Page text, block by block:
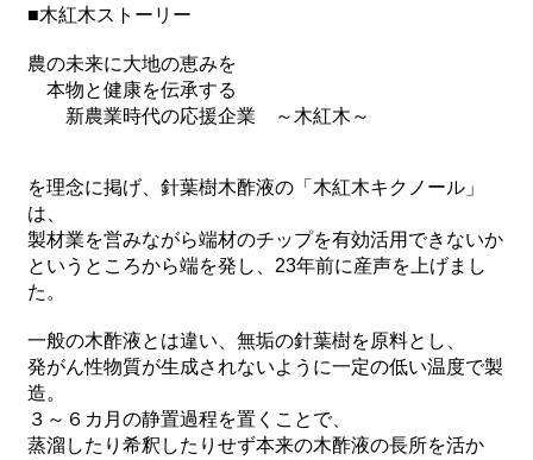
■木紅木ストーリー
農の未来に大地の恵みを
本物と健康を伝承する
新農業時代の応援企業 ～木紅木～
を理念に掲げ、針葉樹木酢液の「木紅木キクノール」
は、
製材業を営みながら端材のチップを有効活用できないか
というところから端を発し、23年前に産声を上げまし
た。
一般の木酢液とは違い、無垢の針葉樹を原料とし、
発がん性物質が生成されないように一定の低い温度で製
造。
３～６カ月の静置過程を置くことで、
蒸溜したり希釈したりせず本来の木酢液の長所を活か